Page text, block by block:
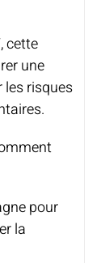
cette
une
les risques
pour
la